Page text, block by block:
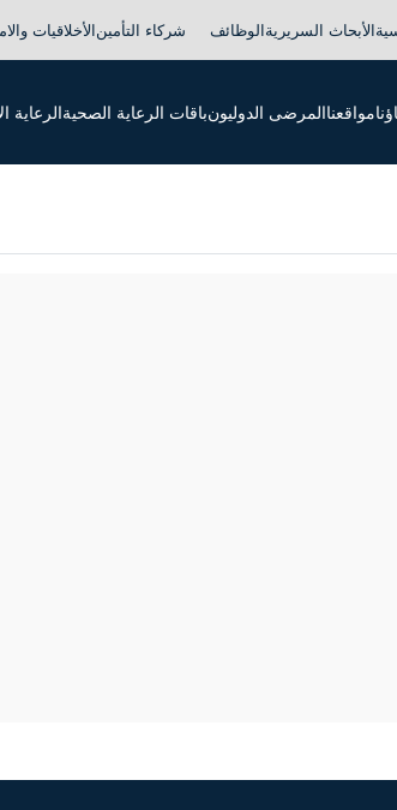
الأبحاث السريريةالوظائف شركاء التأمينالأخلاقيات
مواقعناالمرضى الدوليونباقات الرعاية الصحيةالرعاية